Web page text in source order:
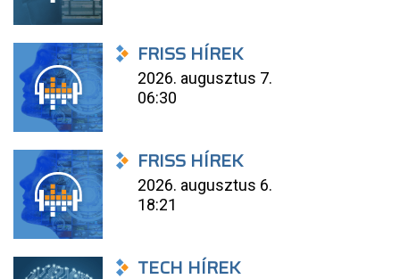
FRISS HÍREK
2026. augusztus 7.
06:30
FRISS HÍREK
2026. augusztus 6.
18:21
TECH HÍREK